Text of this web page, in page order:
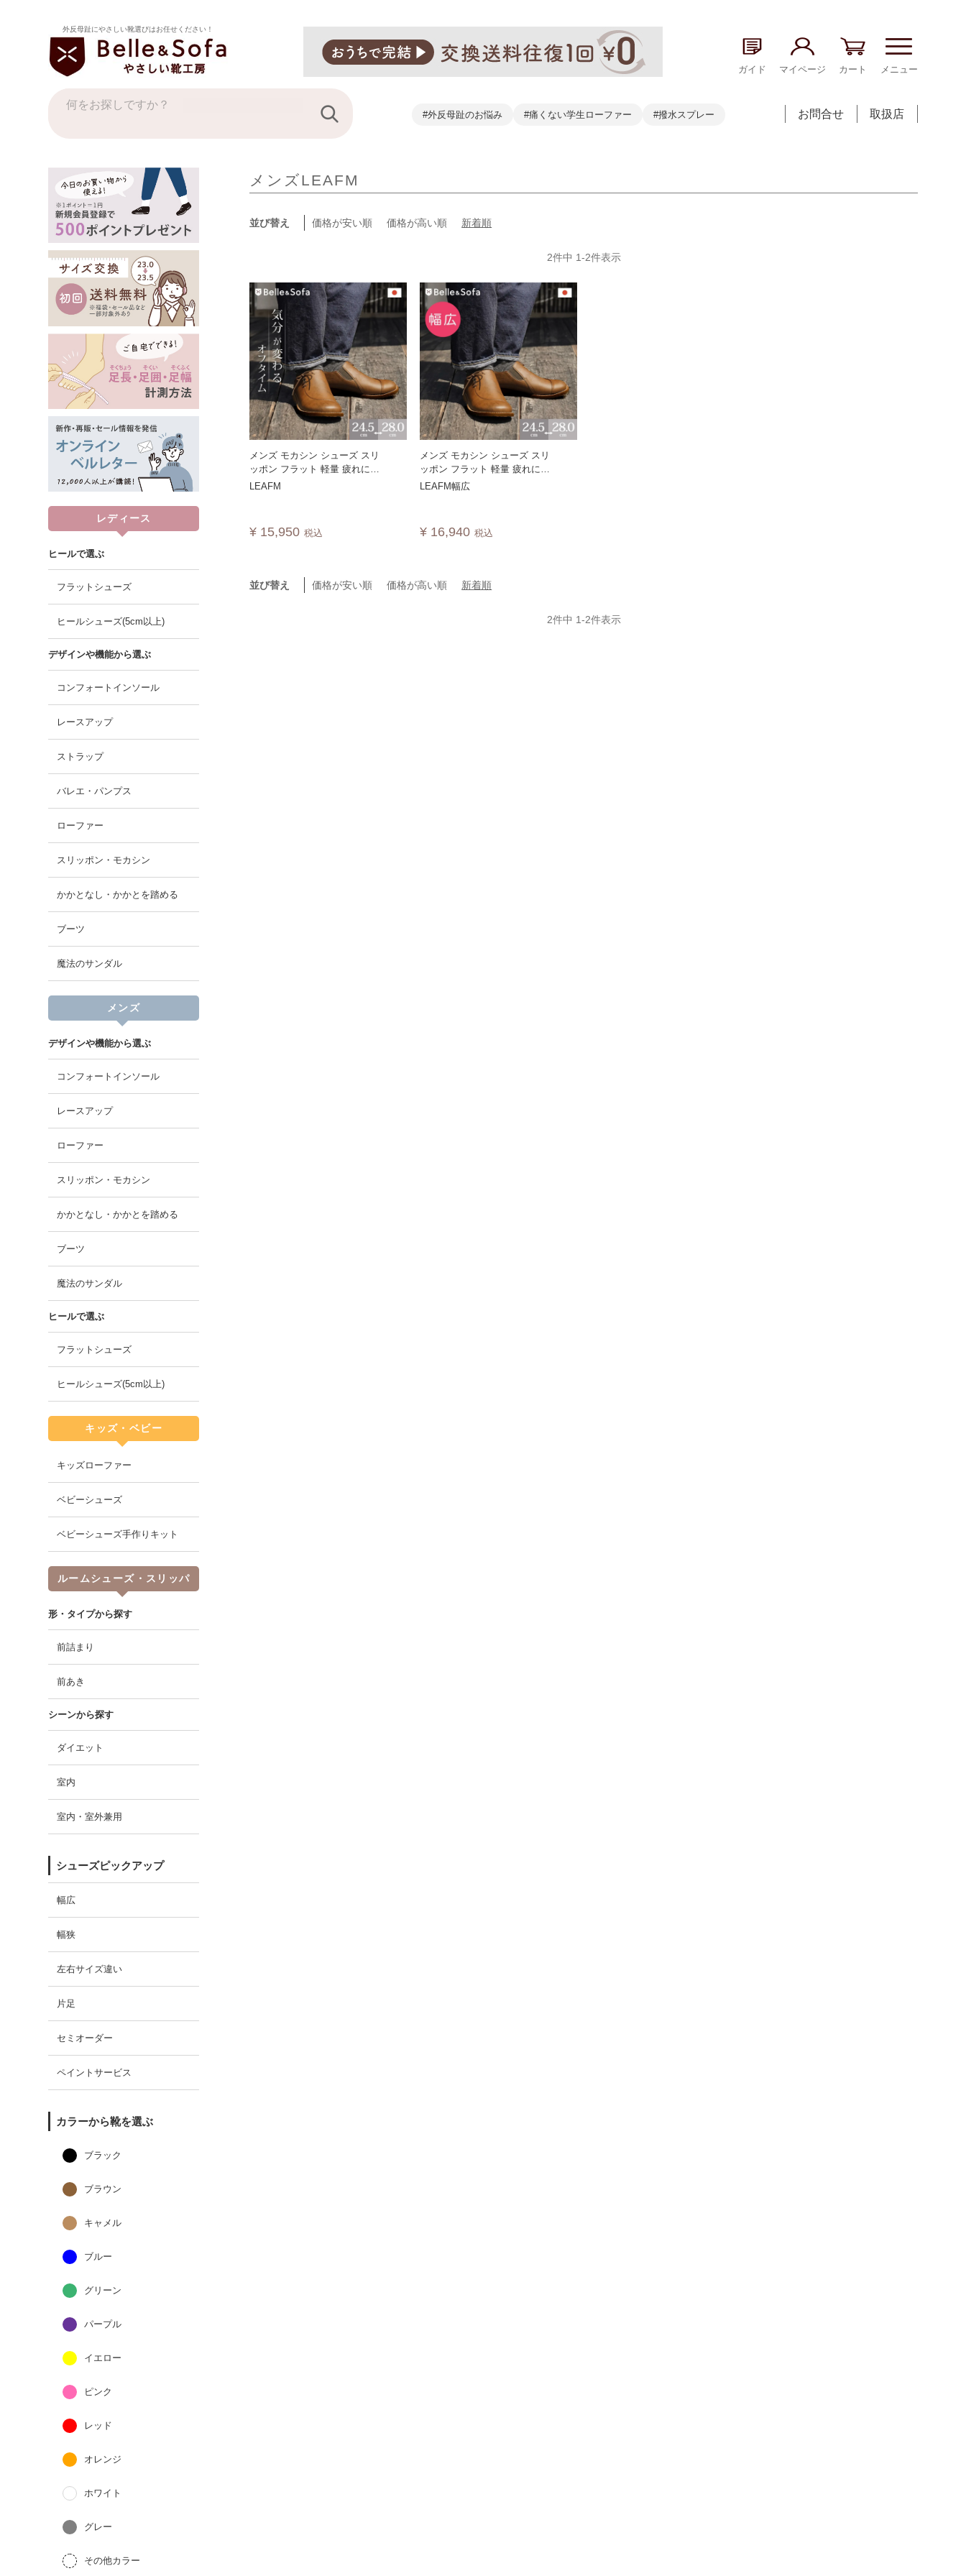
外反母趾にやさしい靴選びはお任せください！
ガイド マイページ カート メニュー
#外反母趾のお悩み #痛くない学生ローファー #撥水スプレー お問合せ 取扱店
レディース
ヒールで選ぶ
フラットシューズ
ヒールシューズ(5cm以上)
デザインや機能から選ぶ
コンフォートインソール
レースアップ
ストラップ
バレエ・パンプス
ローファー
スリッポン・モカシン
かかとなし・かかとを踏める
ブーツ
魔法のサンダル
メンズ
デザインや機能から選ぶ
コンフォートインソール
レースアップ
ローファー
スリッポン・モカシン
かかとなし・かかとを踏める
ブーツ
魔法のサンダル
ヒールで選ぶ
フラットシューズ
ヒールシューズ(5cm以上)
キッズ・ベビー
キッズローファー
ベビーシューズ
ベビーシューズ手作りキット
ルームシューズ・スリッパ
形・タイプから探す
前詰まり
前あき
シーンから探す
ダイエット
室内
室内・室外兼用
シューズピックアップ
幅広
幅狭
左右サイズ違い
片足
セミオーダー
ペイントサービス
カラーから靴を選ぶ
ブラック
ブラウン
キャメル
ブルー
グリーン
パープル
イエロー
ピンク
レッド
オレンジ
ホワイト
グレー
その他カラー
メンズLEAFM
並び替え 価格が安い順 価格が高い順 新着順
2件中 1-2件表示
メンズ モカシン シューズ スリ
ッポン フラット 軽量 疲れにく
い 歩きやすい コンフォート カ
LEAFM
¥ 15,950 税込
メンズ モカシン シューズ スリ
ッポン フラット 軽量 疲れにく
い 歩きやすい コンフォート カ
LEAFM幅広
¥ 16,940 税込
並び替え 価格が安い順 価格が高い順 新着順
2件中 1-2件表示